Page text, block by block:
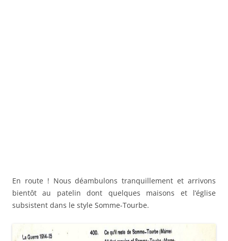
En route ! Nous déambulons tranquillement et arrivons
bientôt au patelin dont quelques maisons et l’église
subsistent dans le style Somme-Tourbe.